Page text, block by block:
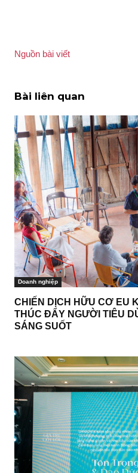
Nguồn bài viết
Bài liên quan
Doanh nghiệp
CHIẾN DỊCH HỮU CƠ EU
THÚC ĐẨY NGƯỜI TIÊU
SÁNG SUỐT